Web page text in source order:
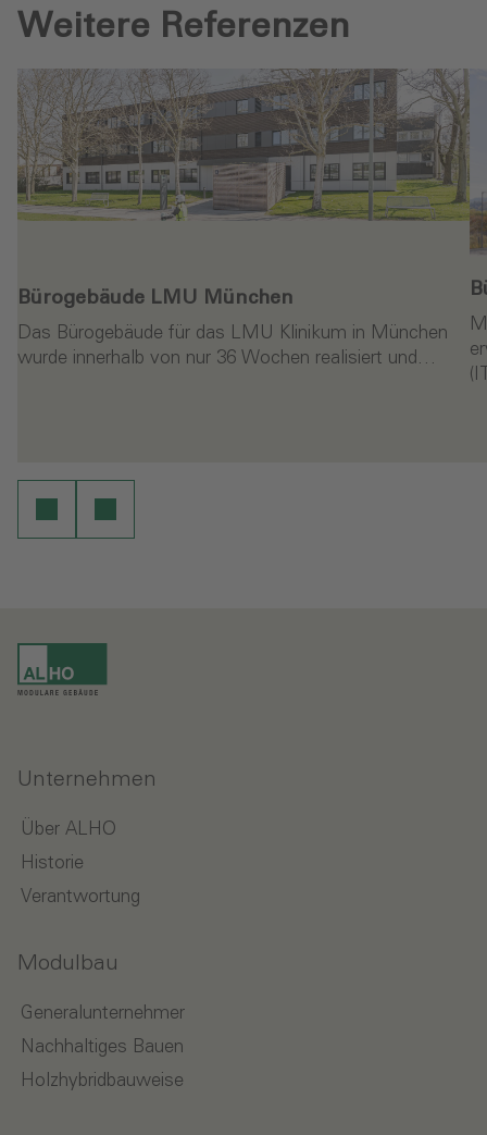
Weitere Referenzen
Bürogebäude LMU München
Das Bürogebäude für das LMU Klinikum in München
wurde innerhalb von nur 36 Wochen realisiert und…
Unternehmen
Über ALHO
Historie
Verantwortung
Modulbau
Generalunternehmer
Nachhaltiges Bauen
Holzhybridbauweise